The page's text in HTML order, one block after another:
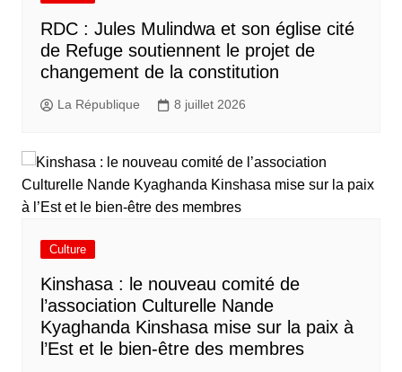
RDC : Jules Mulindwa et son église cité
de Refuge soutiennent le projet de
changement de la constitution
La République 8 juillet 2026
Culture
Kinshasa : le nouveau comité de
l’association Culturelle Nande
Kyaghanda Kinshasa mise sur la paix à
l’Est et le bien-être des membres